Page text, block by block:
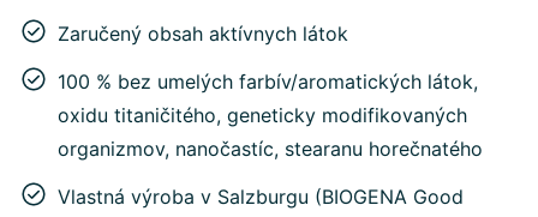
Zaručený obsah aktívnych látok
100 % bez umelých farbív/aromatických látok,
oxidu titaničitého, geneticky modifikovaných
organizmov, nanočastíc, stearanu horečnatého
Vlastná výroba v Salzburgu (BIOGENA Good